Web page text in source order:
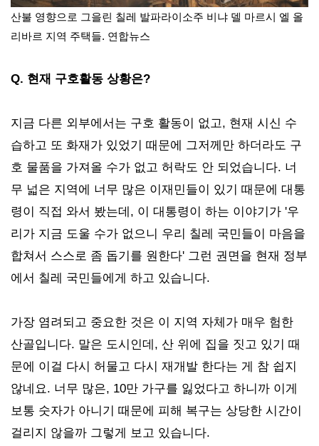
산불 영향으로 그을린 칠레 발파라이소주 비냐 델 마르시 엘 올
리바르 지역 주택들. 연합뉴스
Q. 현재 구호활동 상황은?
지금 다른 외부에서는 구호 활동이 없고, 현재 시신 수
습하고 또 화재가 있었기 때문에 그저께만 하더라도 구
호 물품을 가져올 수가 없고 허락도 안 되었습니다. 너
무 넓은 지역에 너무 많은 이재민들이 있기 때문에 대통
령이 직접 와서 봤는데, 이 대통령이 하는 이야기가 '우
리가 지금 도울 수가 없으니 우리 칠레 국민들이 마음을
합쳐서 스스로 좀 돕기를 원한다' 그런 권면을 현재 정부
에서 칠레 국민들에게 하고 있습니다.
가장 염려되고 중요한 것은 이 지역 자체가 매우 험한
산골입니다. 말은 도시인데, 산 위에 집을 짓고 있기 때
문에 이걸 다시 허물고 다시 재개발 한다는 게 참 쉽지
않네요. 너무 많은, 10만 가구를 잃었다고 하니까 이게
보통 숫자가 아니기 때문에 피해 복구는 상당한 시간이
걸리지 않을까 그렇게 보고 있습니다.